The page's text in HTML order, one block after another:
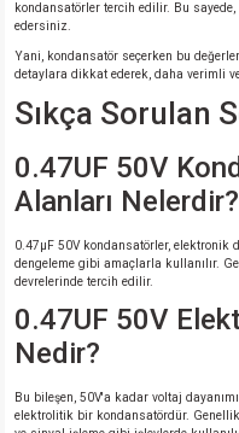
kondansatörler tercih edilir. Bu
edersiniz.
Yani, kondansatör seçerken bu
detaylara dikkat ederek, daha verimli
Sıkça Sorulan
0.47UF 50V
Alanları Nelerdir?
0.47μF 50V kondansatörler, elektronik
dengeleme gibi amaçlarla kullanılır.
devrelerinde tercih edilir.
0.47UF 50V
Nedir?
Bu bileşen, 50V'a kadar voltaj
elektrolitik bir kondansatördür.